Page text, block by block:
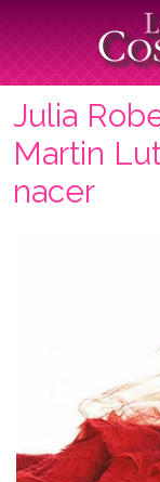
Julia
Martin
nacer